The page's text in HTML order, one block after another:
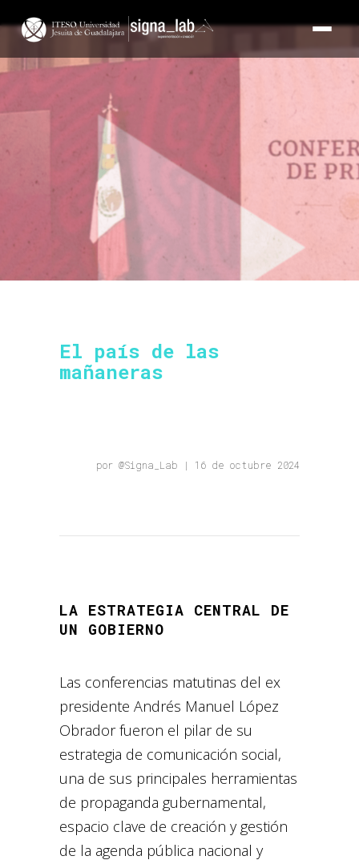
El país de las
mañaneras
por @Signa_Lab | 16 de octubre 2024
LA ESTRATEGIA CENTRAL DE
UN GOBIERNO
Las conferencias matutinas del ex
presidente Andrés Manuel López
Obrador fueron el pilar de su
estrategia de comunicación social,
una de sus principales herramientas
de propaganda gubernamental,
espacio clave de creación y gestión
de la agenda pública nacional y